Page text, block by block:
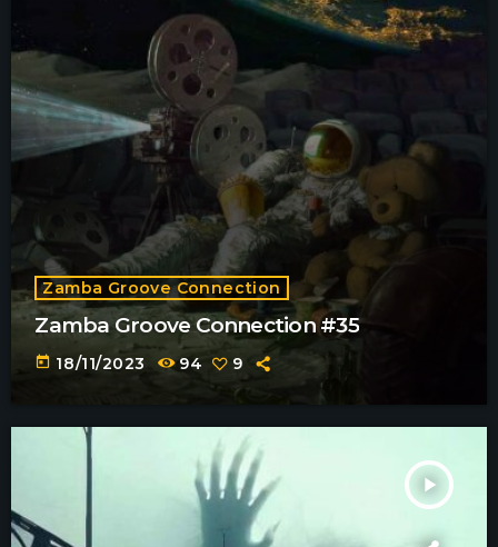
Zamba Groove Connection
Zamba Groove Connection #35
today 18/11/2023 94 9
play_arrow